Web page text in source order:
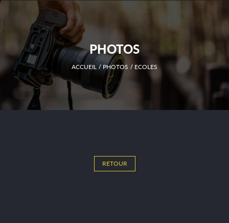
PHOTOS
ACCUEIL PHOTOS ECOLES
RETOUR